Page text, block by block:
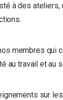
à des
membres qui
au travail et au
sur